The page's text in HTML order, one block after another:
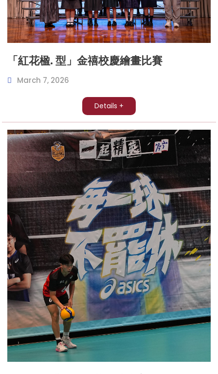
「紅花楹. 型」金禧校慶繪畫比賽
March 7, 2026
Details +